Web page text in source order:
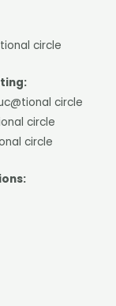
circle
circle
circle
circle